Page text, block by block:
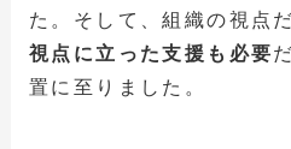
た。そして、組織の視点
視点に立った支援も必要
置に至りました。